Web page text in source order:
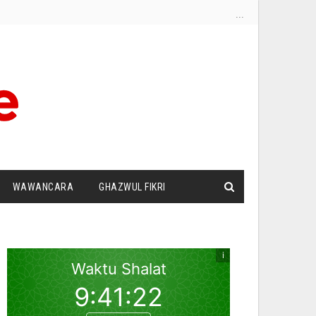
...
WAWANCARA GHAZWUL FIKRI
PANDANG SILATURRAHIM